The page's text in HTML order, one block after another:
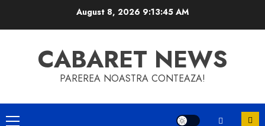
August 8, 2026 9:13:45 AM
CABARET NEWS
PAREREA NOASTRA CONTEAZA!
Primary